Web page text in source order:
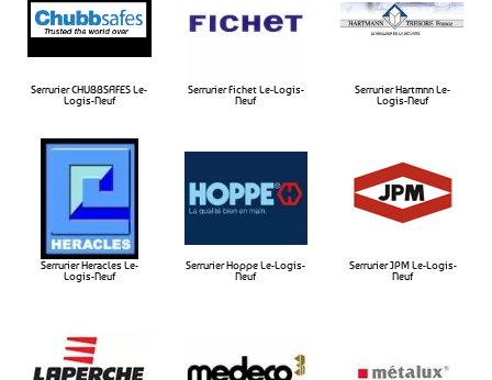
Serrurier CHUBBSAFES Le-
Logis-Neuf​
Serrurier Fichet Le-Logis-
Neuf​
Serrurier Hartmnn Le-
Logis-Neuf​
Serrurier Heracles Le-
Logis-Neuf​
Serrurier Hoppe Le-Logis-
Neuf​
Serrurier JPM Le-Logis-
Neuf​